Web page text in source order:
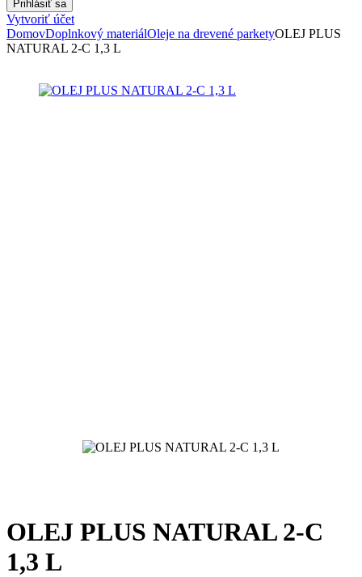
Vytvoriť účet
DomovDoplnkový materiálOleje na drevené parketyOLEJ PLUS
NATURAL 2-C 1,3 L
OLEJ PLUS NATURAL 2-C
1,3 L